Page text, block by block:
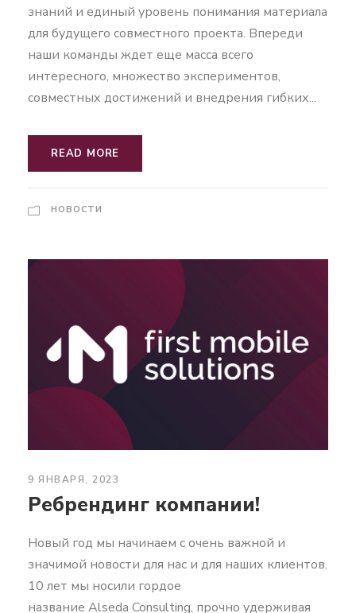
знаний и единый уровень понимания материала
для будущего совместного проекта. Впереди
наши команды ждет еще масса всего
интересного, множество экспериментов,
совместных достижений и внедрения гибких...
READ MORE
НОВОСТИ
9 ЯНВАРЯ, 2023
Ребрендинг компании!
Новый год мы начинаем с очень важной и
значимой новости для нас и для наших клиентов.
10 лет мы носили гордое
название Alseda Consulting, прочно удерживая